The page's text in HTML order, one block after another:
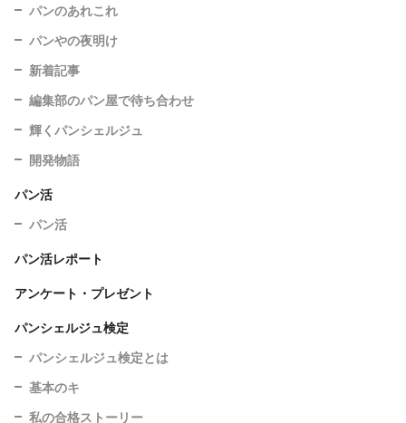
パンのあれこれ
パンやの夜明け
新着記事
編集部のパン屋で待ち合わせ
輝くパンシェルジュ
開発物語
パン活
パン活
パン活レポート
アンケート・プレゼント
パンシェルジュ検定
パンシェルジュ検定とは
基本のキ
私の合格ストーリー